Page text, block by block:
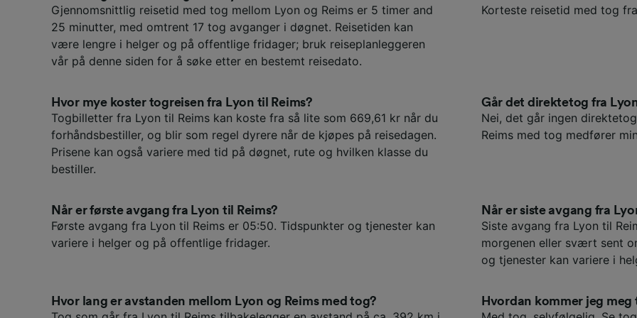
Gjennomsnittlig reisetid med tog mellom Lyon og Reims er 5 timer and
25 minutter, med omtrent 17 tog avganger i døgnet. Reisetiden kan
være lengre i helger og på offentlige fridager; bruk reiseplanleggeren
vår på denne siden for å søke etter en bestemt reisedato.
Korteste reisetid med tog
Hvor mye koster togreisen fra Lyon til Reims?
Togbilletter fra Lyon til Reims kan koste fra så lite som 669,61 kr når du
forhåndsbestiller, og blir som regel dyrere når de kjøpes på reisedagen.
Prisene kan også variere med tid på døgnet, rute og hvilken klasse du
bestiller.
Går det direktetog fra
Nei, det går ingen
Reims med tog medfører
Når er første avgang fra Lyon til Reims?
Første avgang fra Lyon til Reims er 05:50. Tidspunkter og tjenester kan
variere i helger og på offentlige fridager.
Når er siste avgang fra
Siste avgang fra Lyon til
morgenen eller svært sent
og tjenester kan variere i
Hvor lang er avstanden mellom Lyon og Reims med tog? Hvordan kommer jeg